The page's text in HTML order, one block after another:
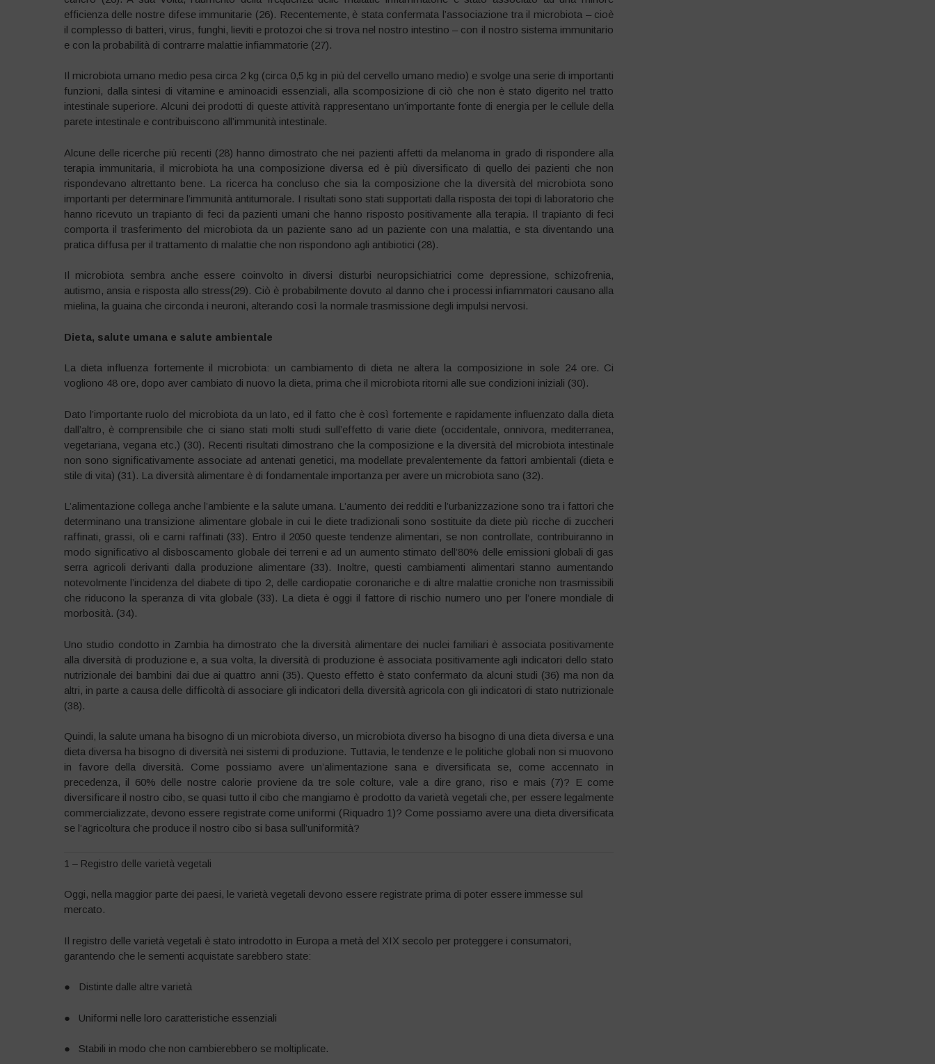
efficienza delle nostre difese immunitarie (26). Recentemente, è stata confermata l’associazione tra il microbiota – cioè
il complesso di batteri, virus, funghi, lieviti e protozoi che si trova nel nostro intestino – con il nostro sistema immunitario
e con la probabilità di contrarre malattie infiammatorie (27).
Il microbiota umano medio pesa circa 2 kg (circa 0,5 kg in più del cervello umano medio) e svolge una serie di importanti
funzioni, dalla sintesi di vitamine e aminoacidi essenziali, alla scomposizione di ciò che non è stato digerito nel tratto
intestinale superiore. Alcuni dei prodotti di queste attività rappresentano un’importante fonte di energia per le cellule della
parete intestinale e contribuiscono all’immunità intestinale.
Alcune delle ricerche più recenti (28) hanno dimostrato che nei pazienti affetti da melanoma in grado di rispondere alla
terapia immunitaria, il microbiota ha una composizione diversa ed è più diversificato di quello dei pazienti che non
rispondevano altrettanto bene. La ricerca ha concluso che sia la composizione che la diversità del microbiota sono
importanti per determinare l’immunità antitumorale. I risultati sono stati supportati dalla risposta dei topi di laboratorio che
hanno ricevuto un trapianto di feci da pazienti umani che hanno risposto positivamente alla terapia. Il trapianto di feci
comporta il trasferimento del microbiota da un paziente sano ad un paziente con una malattia, e sta diventando una
pratica diffusa per il trattamento di malattie che non rispondono agli antibiotici (28).
Il microbiota sembra anche essere coinvolto in diversi disturbi neuropsichiatrici come depressione, schizofrenia,
autismo, ansia e risposta allo stress(29). Ciò è probabilmente dovuto al danno che i processi infiammatori causano alla
mielina, la guaina che circonda i neuroni, alterando così la normale trasmissione degli impulsi nervosi.
Dieta, salute umana e salute ambientale
La dieta influenza fortemente il microbiota: un cambiamento di dieta ne altera la composizione in sole 24 ore. Ci
vogliono 48 ore, dopo aver cambiato di nuovo la dieta, prima che il microbiota ritorni alle sue condizioni iniziali (30).
Dato l’importante ruolo del microbiota da un lato, ed il fatto che è così fortemente e rapidamente influenzato dalla dieta
dall’altro, è comprensibile che ci siano stati molti studi sull’effetto di varie diete (occidentale, onnivora, mediterranea,
vegetariana, vegana etc.) (30). Recenti risultati dimostrano che la composizione e la diversità del microbiota intestinale
non sono significativamente associate ad antenati genetici, ma modellate prevalentemente da fattori ambientali (dieta e
stile di vita) (31). La diversità alimentare è di fondamentale importanza per avere un microbiota sano (32).
L’alimentazione collega anche l’ambiente e la salute umana. L’aumento dei redditi e l’urbanizzazione sono tra i fattori che
determinano una transizione alimentare globale in cui le diete tradizionali sono sostituite da diete più ricche di zuccheri
raffinati, grassi, oli e carni raffinati (33). Entro il 2050 queste tendenze alimentari, se non controllate, contribuiranno in
modo significativo al disboscamento globale dei terreni e ad un aumento stimato dell’80% delle emissioni globali di gas
serra agricoli derivanti dalla produzione alimentare (33). Inoltre, questi cambiamenti alimentari stanno aumentando
notevolmente l’incidenza del diabete di tipo 2, delle cardiopatie coronariche e di altre malattie croniche non trasmissibili
che riducono la speranza di vita globale (33). La dieta è oggi il fattore di rischio numero uno per l’onere mondiale di
morbosità. (34).
Uno studio condotto in Zambia ha dimostrato che la diversità alimentare dei nuclei familiari è associata positivamente
alla diversità di produzione e, a sua volta, la diversità di produzione è associata positivamente agli indicatori dello stato
nutrizionale dei bambini dai due ai quattro anni (35). Questo effetto è stato confermato da alcuni studi (36) ma non da
altri, in parte a causa delle difficoltà di associare gli indicatori della diversità agricola con gli indicatori di stato nutrizionale
(38).
Quindi, la salute umana ha bisogno di un microbiota diverso, un microbiota diverso ha bisogno di una dieta diversa e una
dieta diversa ha bisogno di diversità nei sistemi di produzione. Tuttavia, le tendenze e le politiche globali non si muovono
in favore della diversità. Come possiamo avere un’alimentazione sana e diversificata se, come accennato in
precedenza, il 60% delle nostre calorie proviene da tre sole colture, vale a dire grano, riso e mais (7)? E come
diversificare il nostro cibo, se quasi tutto il cibo che mangiamo è prodotto da varietà vegetali che, per essere legalmente
commercializzate, devono essere registrate come uniformi (Riquadro 1)? Come possiamo avere una dieta diversificata
se l’agricoltura che produce il nostro cibo si basa sull’uniformità?
1 – Registro delle varietà vegetali
Oggi, nella maggior parte dei paesi, le varietà vegetali devono essere registrate prima di poter essere immesse sul
mercato.
Il registro delle varietà vegetali è stato introdotto in Europa a metà del XIX secolo per proteggere i consumatori,
garantendo che le sementi acquistate sarebbero state:
● Distinte dalle altre varietà
● Uniformi nelle loro caratteristiche essenziali
● Stabili in modo che non cambierebbero se moltiplicate.